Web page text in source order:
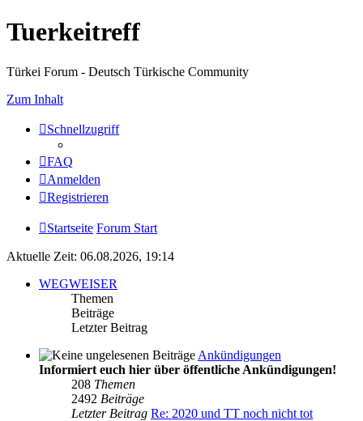
Tuerkeitreff
Türkei Forum - Deutsch Türkische Community
Zum Inhalt
Schnellzugriff
FAQ
Anmelden
Registrieren
Startseite Forum Start
Aktuelle Zeit: 06.08.2026, 19:14
WEGWEISER
Themen
Beiträge
Letzter Beitrag
Ankündigungen
Informiert euch hier über öffentliche Ankündigungen!
208 Themen
2492 Beiträge
Letzter Beitrag Re: 2020 und TT noch nicht tot